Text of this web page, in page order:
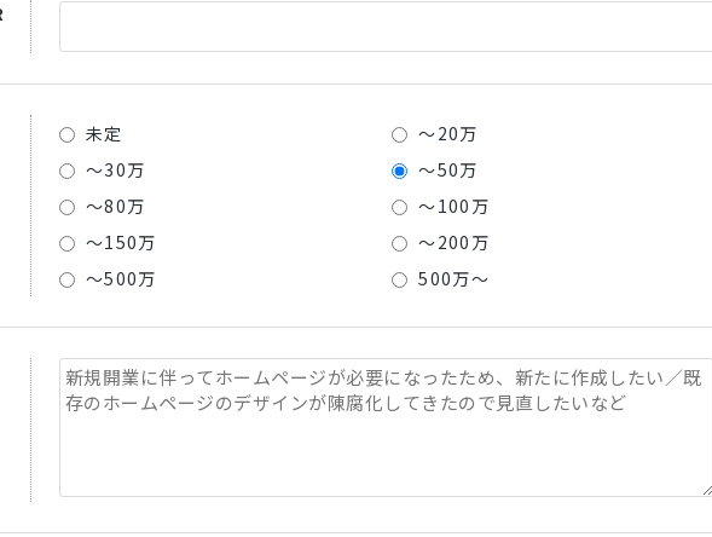
未定
～20万
～30万
～50万
～80万
～100万
～150万
～200万
～500万
500万～